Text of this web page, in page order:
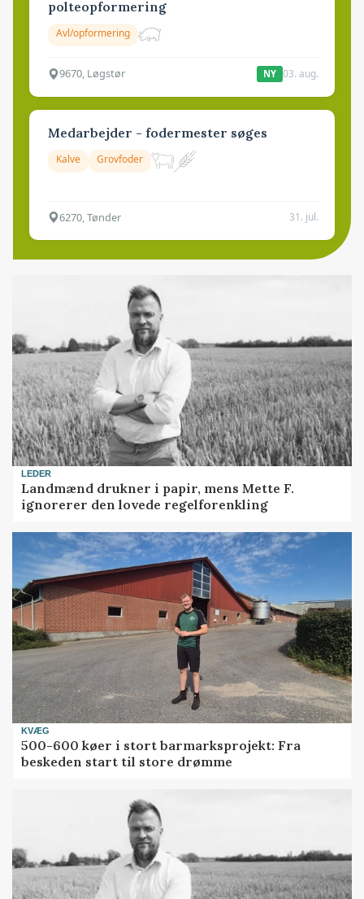
polteopformering
Avl/opformering
9670, Løgstør NY 03. aug.
Medarbejder - fodermester søges
Kalve Grovfoder
6270, Tønder 31. jul.
LEDER
Landmænd drukner i papir, mens Mette F.
ignorerer den lovede regelforenkling
KVÆG
500-600 køer i stort barmarksprojekt: Fra
beskeden start til store drømme